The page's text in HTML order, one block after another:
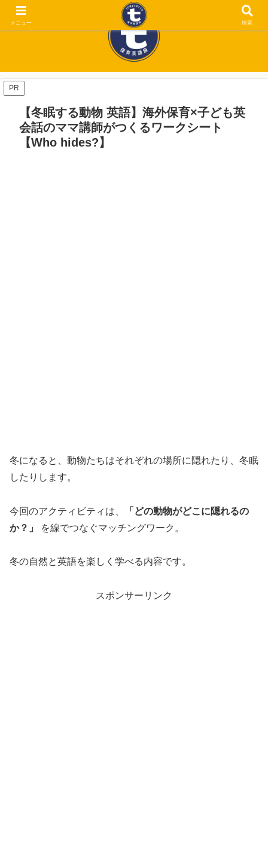
PR
【冬眠する動物 英語】海外保育×子ども英
会話のママ講師がつくるワークシート
【Who hides?】
冬になると、動物たちはそれぞれの場所に隠れたり、冬眠
したりします。
今回のアクティビティは、
「どの動物がどこに隠れるの
か？」
を線でつなぐマッチングワーク。
冬の自然と英語を楽しく学べる内容です。
スポンサーリンク
メニュー 検索